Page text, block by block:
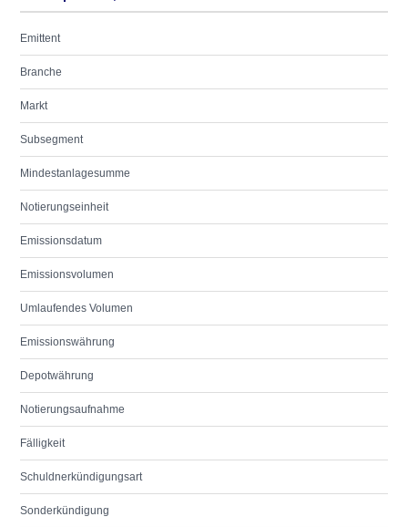
Emittent
Branche
Markt
Subsegment
Mindestanlagesumme
Notierungseinheit
Emissionsdatum
Emissionsvolumen
Umlaufendes Volumen
Emissionswährung
Depotwährung
Notierungsaufnahme
Fälligkeit
Schuldnerkündigungsart
Sonderkündigung